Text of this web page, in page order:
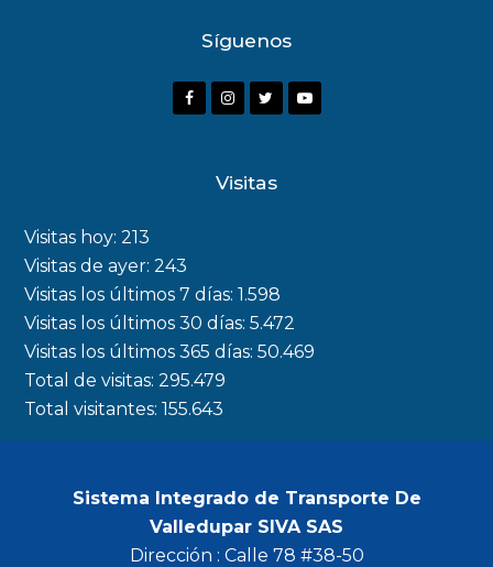
Síguenos
F
o
k
I
a
m
r
Y
Visitas
Visitas hoy:213
Visitas de ayer:243
Visitas los últimos 7 días:1.598
Visitas los últimos 30 días:5.472
Visitas los últimos 365 días:50.469
Total de visitas:295.479
Total visitantes:155.643
Sistema Integrado de Transporte De
Valledupar SIVA SAS
Dirección : Calle 78 #38-50